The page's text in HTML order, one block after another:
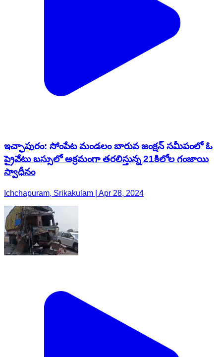
ఇచ్ఛాపురం: సోంపేట మండలం బారువ జంక్షన్ సమీపంలో ఓ
ప్రైవేటు బస్సులో అక్రమంగా తరలిస్తున్న 21కిలోల గంజాయి
స్వాధీనం
Ichchapuram, Srikakulam | Apr 28, 2024